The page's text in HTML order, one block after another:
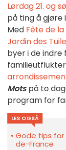
Lørdag 21. og
på ting å
Med Fête de la
Jardin des
byer i de indre
Mots på to
program for
LES OGSÅ
Gode tips for
de-France